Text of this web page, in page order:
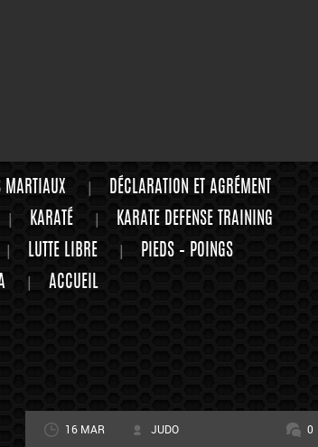
MARTIAUX
DÉCLARATION ET AGRÉMENT
KARATÉ
KARATE DEFENSE TRAINING
LUTTE LIBRE
PIEDS – POINGS
ACCUEIL
16 MAR JUDO 0